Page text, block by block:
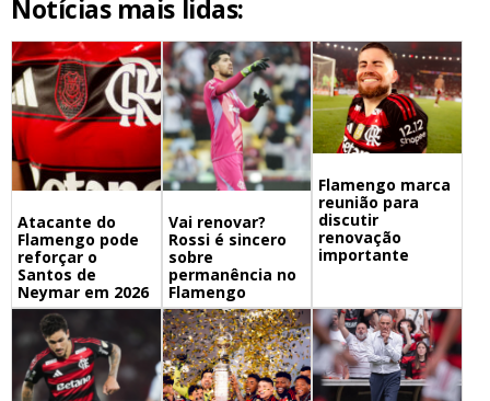
Notícias mais lidas:
Atacante do
Flamengo pode
reforçar o
Santos de
Neymar em 2026
Vai renovar?
Rossi é sincero
sobre
permanência no
Flamengo
Flamengo marca
reunião para
discutir
renovação
importante